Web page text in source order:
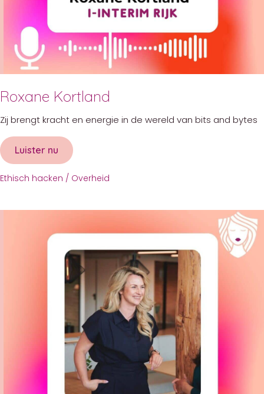
Roxane Kortland
Zij brengt kracht en energie in de wereld van bits and bytes
Luister nu about Roxane Kortland
Ethisch hacken / Overheid